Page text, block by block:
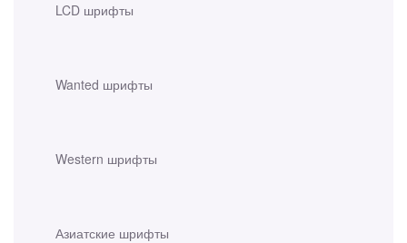
LCD шрифты
Wanted шрифты
Western шрифты
Азиатские шрифты